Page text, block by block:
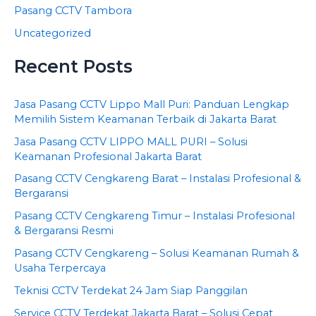
Pasang CCTV Tambora
Uncategorized
Recent Posts
Jasa Pasang CCTV Lippo Mall Puri: Panduan Lengkap
Memilih Sistem Keamanan Terbaik di Jakarta Barat
Jasa Pasang CCTV LIPPO MALL PURI – Solusi
Keamanan Profesional Jakarta Barat
Pasang CCTV Cengkareng Barat – Instalasi Profesional &
Bergaransi
Pasang CCTV Cengkareng Timur – Instalasi Profesional
& Bergaransi Resmi
Pasang CCTV Cengkareng – Solusi Keamanan Rumah &
Usaha Terpercaya
Teknisi CCTV Terdekat 24 Jam Siap Panggilan
Service CCTV Terdekat Jakarta Barat – Solusi Cepat